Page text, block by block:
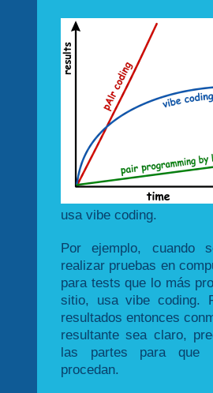
usa vibe coding.
Por ejemplo, cuando
realizar pruebas en
para tests que lo más
sitio, usa vibe coding.
resultados entonces
resultante sea claro,
las partes para que
procedan.